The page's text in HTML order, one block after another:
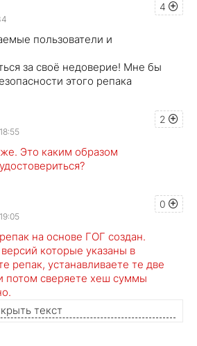
4
пользователи и
за своё недоверие! Мне бы
этого репака
2
Это каким образом
0
на основе ГОГ создан.
которые указаны в
репак, устанавливаете те две
потом сверяете хеш суммы
текст